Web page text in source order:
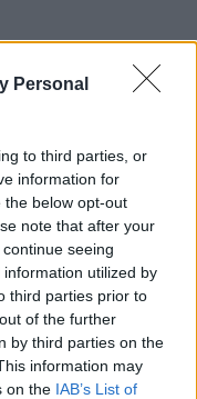
Personal
to third parties, or
information for
the below opt-out
note that after your
seeing
utilized by
third parties prior to
of the further
by third parties on the
information may
on the IAB’s List of
• linkový střídač • mzda
okres Jihlava)
zařízení údržby (m/ž) (tř.
• CNC operátor• mzda
na ubytování (Jihlava,
dělník • mzda 44.700
okres Jihlava)